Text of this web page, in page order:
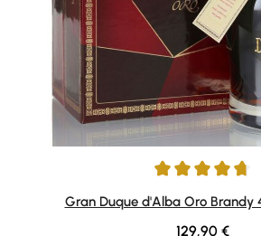
Durchschnittliche Bewertung von 4.67
Gran Duque d'Alba Oro Brandy
Regulärer
129,90 €